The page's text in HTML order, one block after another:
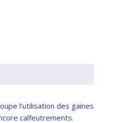
l’utilisation des gaines
calfeutrements.